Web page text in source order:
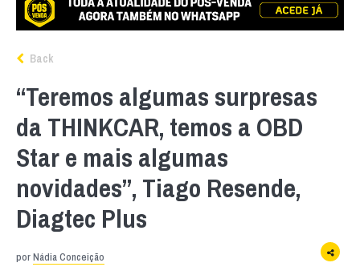
Back
“Teremos algumas surpresas
da THINKCAR, temos a OBD
Star e mais algumas
novidades”, Tiago Resende,
Diagtec Plus
porNádia Conceição